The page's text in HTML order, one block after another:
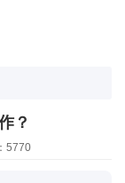
？
5770